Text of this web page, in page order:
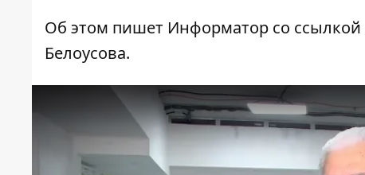
Об этом пишет Информатор со ссылкой
Белоусова.